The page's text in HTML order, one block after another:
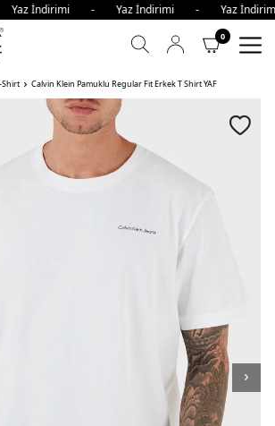
İndirimi - Yaz İndirimi - Yaz
0
Shirt Calvin Klein Pamuklu Regular Fit Erkek T Shirt YAF